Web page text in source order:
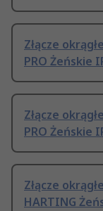
Złącze
PRO Żeńskie
Złącze
PRO Żeńskie
Złącze
HARTING